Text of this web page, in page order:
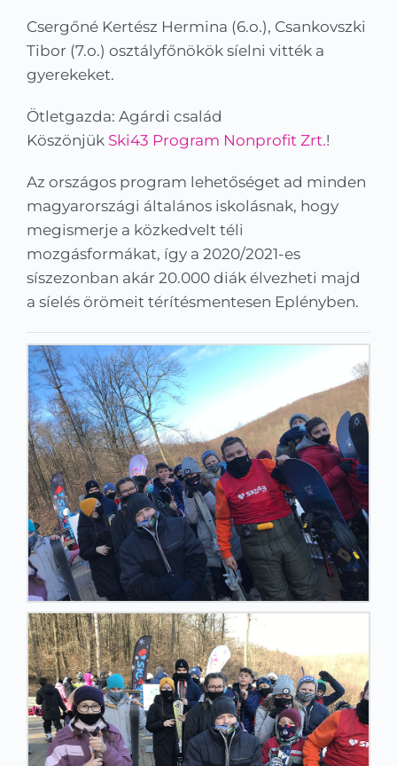
KRÉTA
Csergőné Kertész Hermina (6.o.), Csankovszki
Tibor (7.o.) osztályfőnökök síelni vitték a
gyerekeket.
Ötletgazda: Agárdi család
Köszönjük Ski43 Program Nonprofit Zrt.!
Az országos program lehetőséget ad minden
magyarországi általános iskolásnak, hogy
megismerje a közkedvelt téli
mozgásformákat, így a 2020/2021-es
síszezonban akár 20.000 diák élvezheti majd
a síelés örömeit térítésmentesen Eplényben.